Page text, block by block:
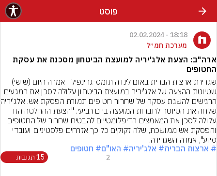
פוסט
18:18 - 02.02.2024
מערכת חמ״ל
ארה"ב: הצעת אלג'יריה למועצת הביטחון מסכנת את עסקת
החטופים
סיוע", אמרה השגרירה.
# ארצות הברית# אלג'יריה# האו"ם# חטופים
2 15 תגובות